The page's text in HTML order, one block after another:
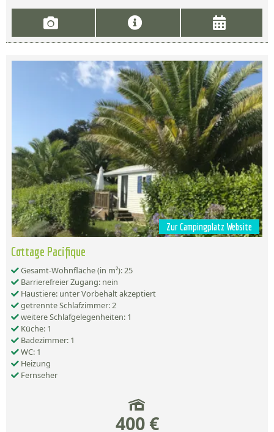
Zur Campingplatz Website
Cottage Pacifique
Gesamt-Wohnfläche (in m²): 25
Barrierefreier Zugang: nein
Haustiere: unter Vorbehalt akzeptiert
getrennte Schlafzimmer: 2
weitere Schlafgelegenheiten: 1
Küche: 1
Badezimmer: 1
WC: 1
Heizung
Fernseher
400 €